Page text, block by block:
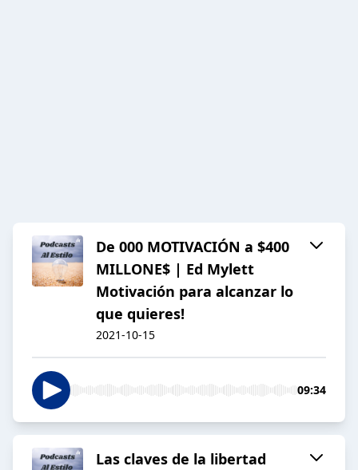
De 000 MOTIVACIÓN a $400
MILLONE$ | Ed Mylett
Motivación para alcanzar lo
que quieres!
2021-10-15
09:34
Las claves de la libertad